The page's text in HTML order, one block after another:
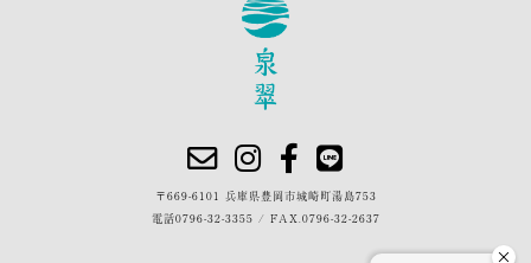
〒669-6101 兵庫県豊岡市城崎町湯島753
電話0796-32-3355 / FAX.0796-32-2637